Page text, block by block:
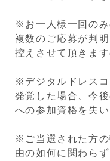
※お一人様一回のみ
複数のご応募が判
控えさせて頂きま
※デジタルドレス
発覚した場合、今
への参加資格を失
※ご当選された方
由の如何に関わら